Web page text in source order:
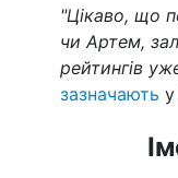
"Цікаво, що
чи Артем,
рейтингів
зазначають у